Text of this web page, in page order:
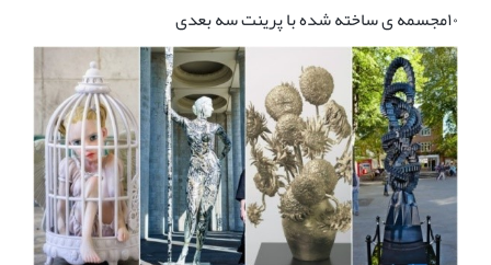
۱۰مجسمه ی ساخته شده با پرینت سه بعدی